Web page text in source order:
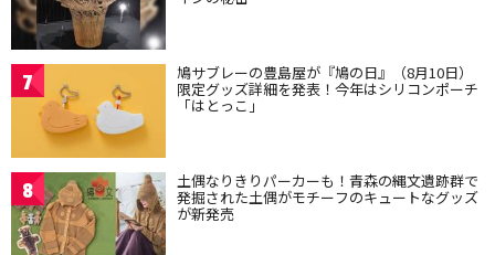
7 鳩サブレーの豊島屋が『鳩の日』（8月10日）
限定グッズ詳細を発表！今年はシリコンポーチ
「はとっこ」
8 土偶なりきりパーカーも！青森の縄文遺跡群で
発掘された土偶がモチーフのキュートなグッズ
が新発売